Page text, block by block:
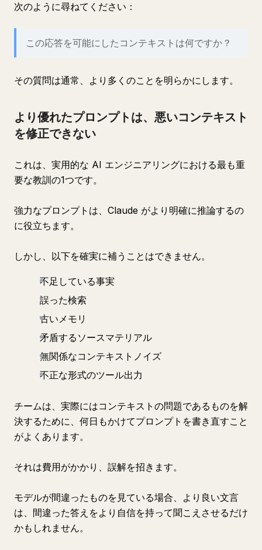
次のように尋ねてください：
この応答を可能にしたコンテキストは何ですか？
その質問は通常、より多くのことを明らかにします。
より優れたプロンプトは、悪いコンテキスト
を修正できない
これは、実用的な AI エンジニアリングにおける最も重
要な教訓の1つです。
強力なプロンプトは、Claude がより明確に推論するの
に役立ちます。
しかし、以下を確実に補うことはできません。
不足している事実
誤った検索
古いメモリ
矛盾するソースマテリアル
無関係なコンテキストノイズ
不正な形式のツール出力
チームは、実際にはコンテキストの問題であるものを解
決するために、何日もかけてプロンプトを書き直すこと
がよくあります。
それは費用がかかり、誤解を招きます。
モデルが間違ったものを見ている場合、より良い文言
は、間違った答えをより自信を持って聞こえさせるだけ
かもしれません。